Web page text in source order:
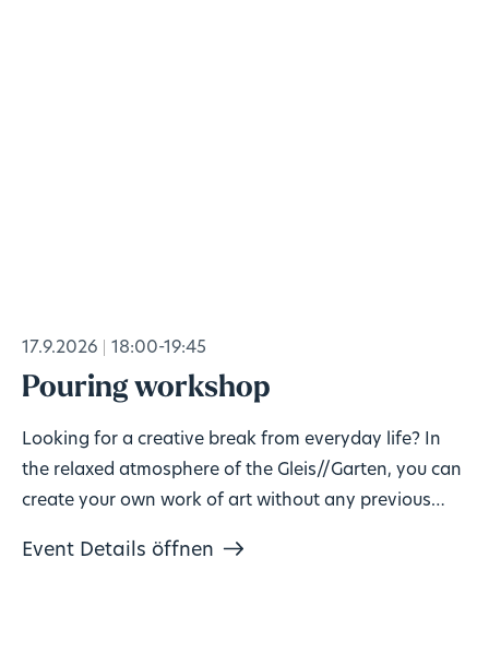
17.9.2026 18:00-19:45
Pouring workshop
Looking for a creative break from everyday life? In
the relaxed atmosphere of the Gleis//Garten, you can
create your own work of art without any previous
Event Details öffnen